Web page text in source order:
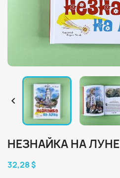

НЕЗНАЙКА НА ЛУНЕ
32,28 $